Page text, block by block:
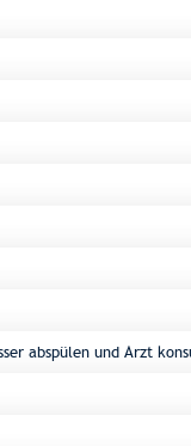
abspülen und Arzt